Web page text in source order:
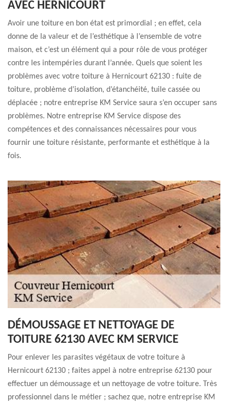
AVEC HERNICOURT
Avoir une toiture en bon état est primordial ; en effet, cela
donne de la valeur et de l’esthétique à l’ensemble de votre
maison, et c’est un élément qui a pour rôle de vous protéger
contre les intempéries durant l’année. Quels que soient les
problèmes avec votre toiture à Hernicourt 62130 : fuite de
toiture, problème d’isolation, d’étanchéité, tuile cassée ou
déplacée ; notre entreprise KM Service saura s’en occuper sans
problèmes. Notre entreprise KM Service dispose des
compétences et des connaissances nécessaires pour vous
fournir une toiture résistante, performante et esthétique à la
fois.
DÉMOUSSAGE ET NETTOYAGE DE
TOITURE 62130 AVEC KM SERVICE
Pour enlever les parasites végétaux de votre toiture à
Hernicourt 62130 ; faites appel à notre entreprise 62130 pour
effectuer un démoussage et un nettoyage de votre toiture. Très
professionnel dans le métier ; sachez que, notre entreprise KM